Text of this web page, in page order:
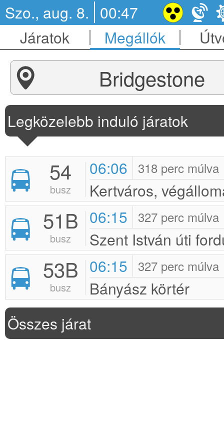
Szo., aug. 8. 00:47
Járatok
Megállók
Bridgestone
Legközelebb induló járatok
54
busz
06:06 318 perc múlva
Kertváros,
51B
busz
06:15 327 perc múlva
Szent István úti
53B
busz
06:15 327 perc múlva
Bányász körtér
Összes járat